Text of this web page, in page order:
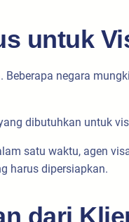
untuk
negara
dibutuhkan untuk
satu waktu, agen
harus dipersiapkan.
dari